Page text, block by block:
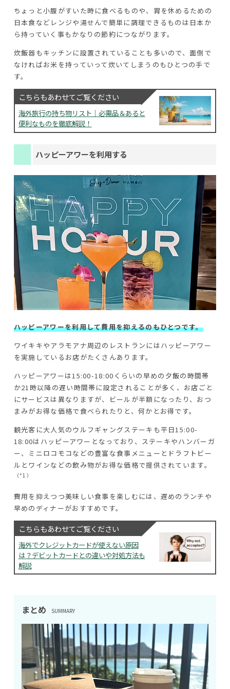
ちょっと小腹がすいた時に食べるものや、胃を休めるための
日本食などレンジや湯せんで簡単に調理できるものは日本か
ら持っていく事もかなりの節約につながります。
炊飯器もキッチンに設置されていることも多いので、面倒で
なければお米を持っていって炊いてしまうのもひとつの手で
す。
こちらもあわせてご覧ください
海外旅行の持ち物リスト｜必需品＆あると
便利なものを徹底解説！
ハッピーアワーを利用する
ハッピーアワーを利用して費用を抑えるのもひとつです。
ワイキキやアラモアナ周辺のレストランにはハッピーアワー
を実施しているお店がたくさんあります。
ハッピーアワーは15:00-18:00くらいの早めの夕飯の時間帯
か21時以降の遅い時間帯に設定されることが多く、お店ごと
にサービスは異なりますが、ビールが半額になったり、おつ
まみがお得な価格で食べられたりと、何かとお得です。
観光客に大人気のウルフギャングステーキも平日15:00-
18:00はハッピーアワーとなっており、ステーキやハンバーガ
ー、ミニロコモコなどの豊富な食事メニューとドラフトビー
ルとワインなどの飲み物がお得な価格で提供されています。
（*1）
費用を抑えつつ美味しい食事を楽しむには、遅めのランチや
早めのディナーがおすすめです。
こちらもあわせてご覧ください
海外でクレジットカードが使えない原因
は？デビットカードとの違いや対処方法も
解説
まとめ SUMMARY